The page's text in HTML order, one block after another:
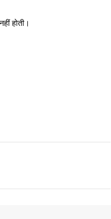
होती।